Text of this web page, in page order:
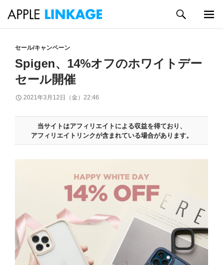
索
セール/キャンペーン
Spigen、14%オフのホワイトデー
セール開催
2021年3月12日（金）22:46
当サイトはアフィリエイトによる収益を得ており、
アフィリエイトリンクが含まれている場合があります。